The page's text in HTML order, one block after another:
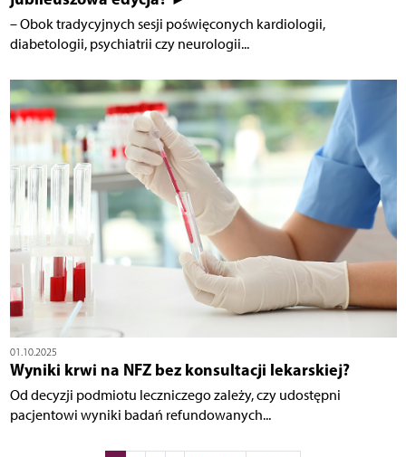
– Obok tradycyjnych sesji poświęconych kardiologii,
diabetologii, psychiatrii czy neurologii...
01.10.2025
Wyniki krwi na NFZ bez konsultacji lekarskiej?
Od decyzji podmiotu leczniczego zależy, czy udostępni
pacjentowi wyniki badań refundowanych...